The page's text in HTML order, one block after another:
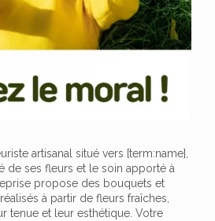
artisanal situé vers [term:name],
de ses fleurs et le soin apporté à
propose des bouquets et
à partir de fleurs fraîches,
tenue et leur esthétique. Votre